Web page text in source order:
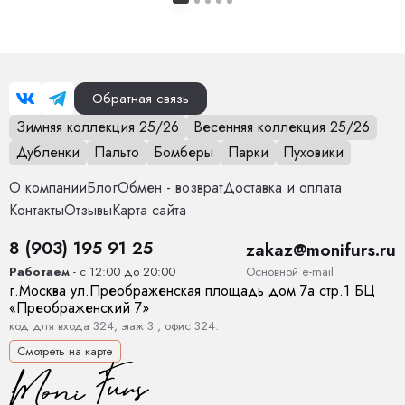
Опции капюшона Нет
Длина изделия 130 см
Температурный режим от 0 до +15
Декоративные элементы Пояс, Карманы
Тип карманов глубокие
Конструктивные элементы
Тип рукава Прямой, спущенный. Манжет регулируется.
Обратная связь
Зимняя коллекция 25/26
Весенняя коллекция 25/26
Дубленки
Пальто Бомберы Парки
Пуховики
О компанииБлогОбмен - возвратДоставка и оплата
КонтактыОтзывыКарта сайта
8 (903) 195 91 25
Работаем - с 12:00 до 20:00
zakaz@monifurs.ru
Основной е-mail
г.Москва ул.Преображенская площадь дом 7а стр.1 БЦ
«Преображенский 7»
код для входа 324, этаж 3 , офис 324.
Смотреть на карте